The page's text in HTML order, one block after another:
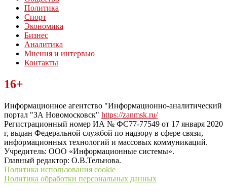
Политика
Спорт
Экономика
Бизнес
Аналитика
Мнения и интервью
Контакты
Читайте последние новости дня в Тульской области на сайте
“ЗаНовомосковск”
16+
Информационное агентство "Информационно-аналитический
портал "ЗА Новомосковск" https://zanmsk.ru/
Регистрационный номер ИА № ФС77-77549 от 17 января 2020
г, выдан Федеральной службой по надзору в сфере связи,
информационных технологий и массовых коммуникаций.
Учредитель: ООО «Информационные системы».
Главный редактор: О.В.Тельнова.
Политика использования cookie
Политика обработки персональных данных